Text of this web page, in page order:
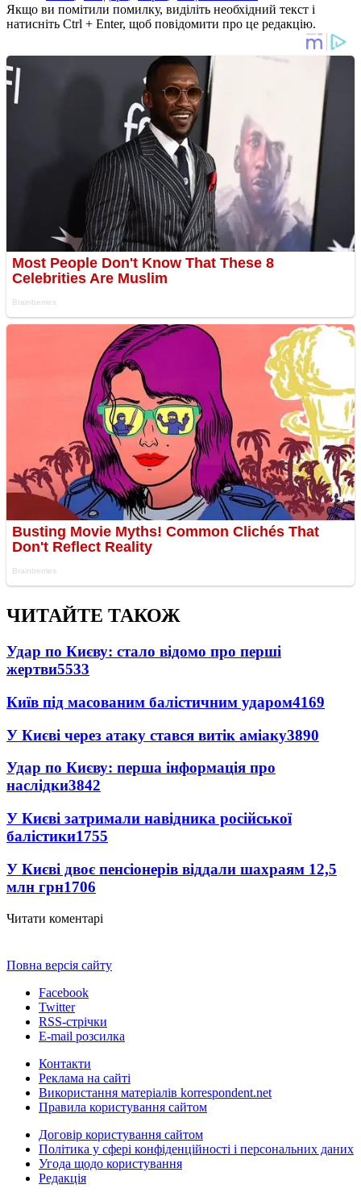
Якщо ви помітили помилку, виділіть необхідний текст і
натисніть Ctrl + Enter, щоб повідомити про це редакцію.
ЧИТАЙТЕ ТАКОЖ
Удар по Києву: стало відомо про перші
жертви5533
Київ під масованим балістичним ударом4169
У Києві через атаку стався витік аміаку3890
Удар по Києву: перша інформація про
наслідки3842
У Києві затримали навідника російської
балістики1755
У Києві двоє пенсіонерів віддали шахраям 12,5
млн грн1706
Читати коментарі
Повна версія сайту
Facebook
Twitter
RSS-стрічки
E-mail розсилка
Контакти
Реклама на сайті
Використання матеріалів korrespondent.net
Правила користування сайтом
Договір користування сайтом
Політика у сфері конфіденційності і персональних даних
Угода щодо користування
Редакція